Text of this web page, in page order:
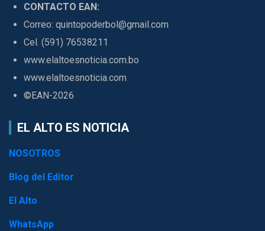
CONTACTO EAN:
Correo: quintopoderbol@gmail.com
Cel. (591) 76538211
www.elaltoesnoticia.com.bo
www.elaltoesnoticia.com
©EAN-2026
EL ALTO ES NOTICIA
NOSOTROS
Blog del Editor
El Alto
WhatsApp